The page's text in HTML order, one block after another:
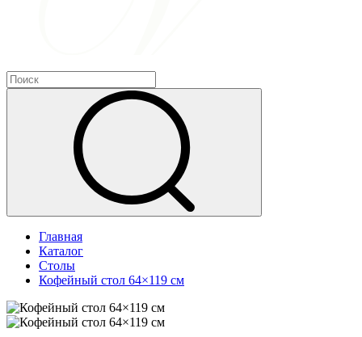
Главная
Каталог
Столы
Кофейный стол 64×119 см